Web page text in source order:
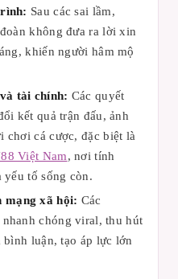
Sau các sai lầm,
không đưa ra lời xin
khiến người hâm mộ
tài chính: Các quyết
kết quả trận đấu, ảnh
chơi cá cược, đặc biệt là
Việt Nam, nơi tính
tố sống còn.
mạng xã hội: Các
chóng viral, thu hút
luận, tạo áp lực lớn